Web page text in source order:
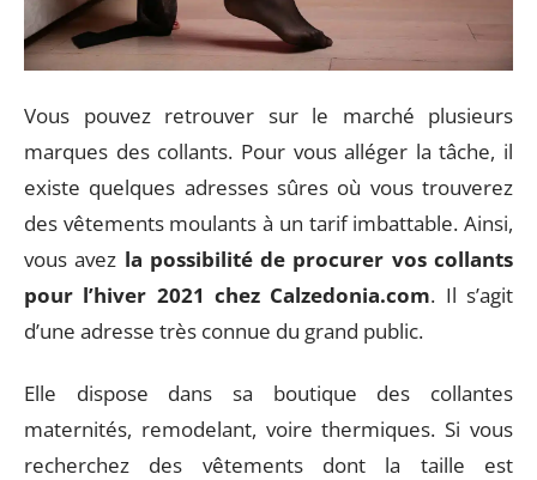
Vous pouvez retrouver sur le marché plusieurs
marques des collants. Pour vous alléger la tâche, il
existe quelques adresses sûres où vous trouverez
des vêtements moulants à un tarif imbattable. Ainsi,
vous avez la possibilité de procurer vos collants
pour l’hiver 2021 chez Calzedonia.com. Il s’agit
d’une adresse très connue du grand public.
Elle dispose dans sa boutique des collantes
maternités, remodelant, voire thermiques. Si vous
recherchez des vêtements dont la taille est